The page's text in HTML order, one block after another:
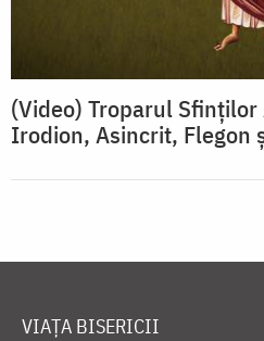
(Video) Troparul Sfinților
Irodion, Asincrit, Flegon
VIAȚA BISERICII